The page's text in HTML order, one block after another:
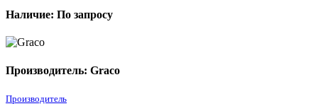
Наличие: По запросу
Производитель: Graco
Производитель